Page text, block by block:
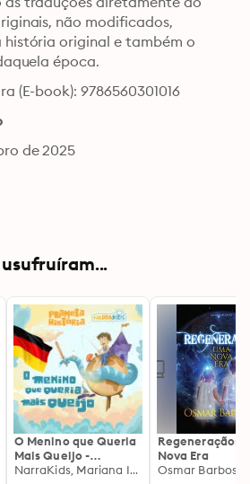
não modificados,
história original e também o
época.
(E-book): 9786560301016
de 2025
O Menino que Queria
Mais Queijo -
Histórias para
NarraKids, Mariana Ianelli
Regeneração:
Nova Era
Osmar Barbos